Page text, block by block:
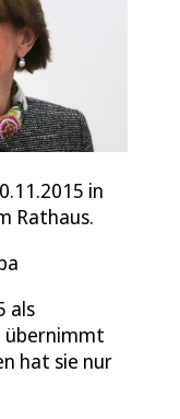
in
Rathaus.
als
übernimmt
hat sie nur